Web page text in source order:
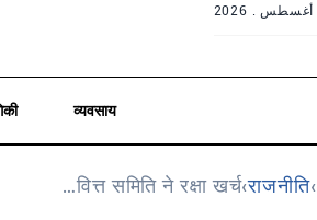
व्यवसाय
›
राजनीति
›
वित्त समिति ने रक्षा खर्च…